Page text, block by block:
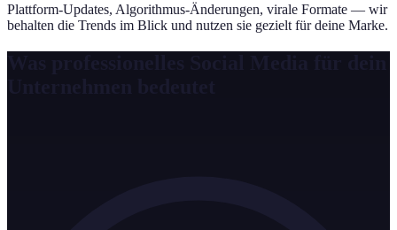
Plattform-Updates, Algorithmus-Änderungen, virale Formate — wir
behalten die Trends im Blick und nutzen sie gezielt für deine Marke.